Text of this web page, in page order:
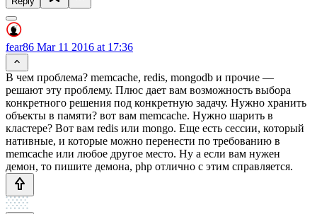
fear86 Mar 11 2016 at 17:36
В чем проблема? memcache, redis, mongodb и прочие —
решают эту проблему. Плюс дает вам возможность выбора
конкретного решения под конкретную задачу. Нужно хранить
объекты в памяти? вот вам memcache. Нужно шарить в
кластере? Вот вам redis или mongo. Еще есть сессии, который
нативные, и которые можно перенести по требованию в
memcache или любое другое место. Ну а если вам нужен
демон, то пишите демона, php отлично с этим справляется.